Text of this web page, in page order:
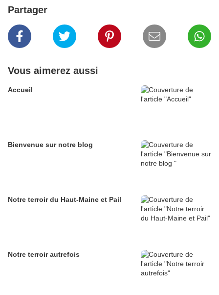
Partager
Vous aimerez aussi
Accueil
Bienvenue sur notre blog
Notre terroir du Haut-Maine et Pail
Notre terroir autrefois